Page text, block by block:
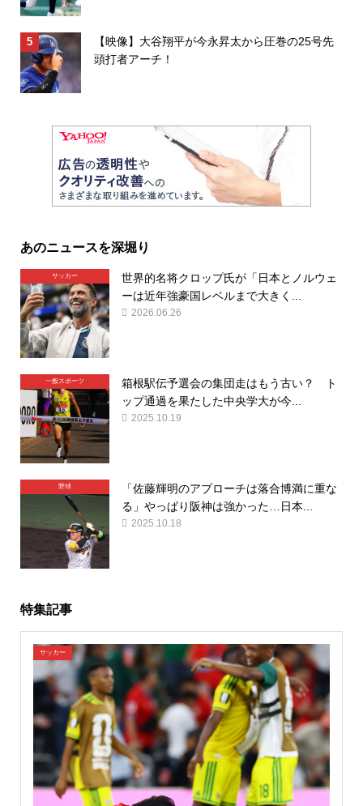
【映像】大谷翔平が今永昇太から圧巻の25号先
頭打者アーチ！
あのニュースを深堀り
サッカー
世界的名将クロップ氏が「日本とノルウェ
ーは近年強豪国レベルまで大きく...
2026.06.26
一般スポーツ
箱根駅伝予選会の集団走はもう古い？ ト
ップ通過を果たした中央学大が今...
2025.10.19
野球
「佐藤輝明のアプローチは落合博満に重な
る」やっぱり阪神は強かった…日本...
2025.10.18
特集記事
サッカー